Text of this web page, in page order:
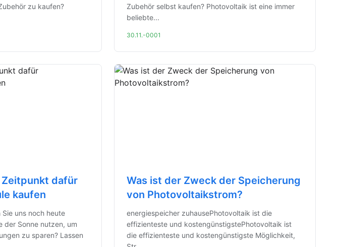
zu kaufen?
Zubehör selbst kaufen? Photovoltaik ist eine immer
beliebte...
30.11.-0001
dafür
kaufen
uns noch heute
der Sonne nutzen, um
zu sparen? Lassen
Was ist der Zweck der Speicherung
von Photovoltaikstrom?
energiespeicher zuhausePhotovoltaik ist die
effizienteste und kostengünstigstePhotovoltaik ist
die effizienteste und kostengünstigste Möglichkeit,